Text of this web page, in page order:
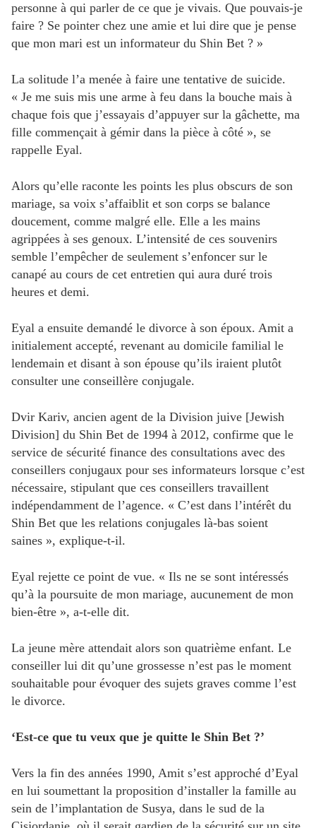
personne à qui parler de ce que je vivais. Que pouvais-je
faire ? Se pointer chez une amie et lui dire que je pense
que mon mari est un informateur du Shin Bet ? »
La solitude l’a menée à faire une tentative de suicide.
« Je me suis mis une arme à feu dans la bouche mais à
chaque fois que j’essayais d’appuyer sur la gâchette, ma
fille commençait à gémir dans la pièce à côté », se
rappelle Eyal.
Alors qu’elle raconte les points les plus obscurs de son
mariage, sa voix s’affaiblit et son corps se balance
doucement, comme malgré elle. Elle a les mains
agrippées à ses genoux. L’intensité de ces souvenirs
semble l’empêcher de seulement s’enfoncer sur le
canapé au cours de cet entretien qui aura duré trois
heures et demi.
Eyal a ensuite demandé le divorce à son époux. Amit a
initialement accepté, revenant au domicile familial le
lendemain et disant à son épouse qu’ils iraient plutôt
consulter une conseillère conjugale.
Dvir Kariv, ancien agent de la Division juive [Jewish
Division] du Shin Bet de 1994 à 2012, confirme que le
service de sécurité finance des consultations avec des
conseillers conjugaux pour ses informateurs lorsque c’est
nécessaire, stipulant que ces conseillers travaillent
indépendamment de l’agence. « C’est dans l’intérêt du
Shin Bet que les relations conjugales là-bas soient
saines », explique-t-il.
Eyal rejette ce point de vue. « Ils ne se sont intéressés
qu’à la poursuite de mon mariage, aucunement de mon
bien-être », a-t-elle dit.
La jeune mère attendait alors son quatrième enfant. Le
conseiller lui dit qu’une grossesse n’est pas le moment
souhaitable pour évoquer des sujets graves comme l’est
le divorce.
‘Est-ce que tu veux que je quitte le Shin Bet ?’
Vers la fin des années 1990, Amit s’est approché d’Eyal
en lui soumettant la proposition d’installer la famille au
sein de l’implantation de Susya, dans le sud de la